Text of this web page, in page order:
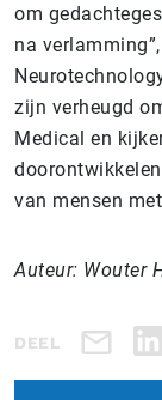
om
na
zijn verheugd
Medical en
van mensen
Auteur: Wouter
DEEL